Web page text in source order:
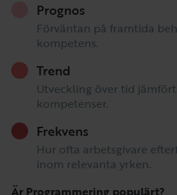
Prognos
Förväntan på framtida
kompetens.
Trend
Utveckling över tid
kompetenser.
Frekvens
Hur ofta arbetsgivare
inom relevanta yrken.
Är Programmering populärt?